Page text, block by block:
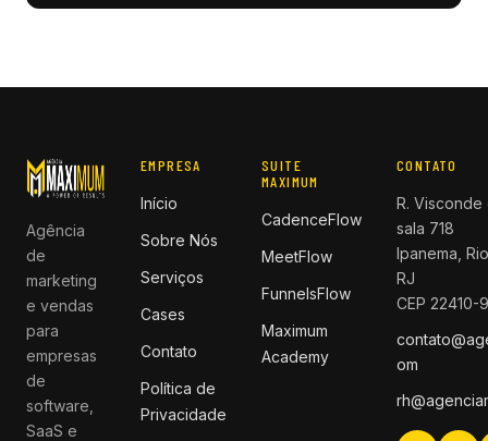
Agência
de
marketing
e vendas
para
empresas
de
software,
SaaS e
EMPRESA
Início
Sobre Nós
Serviços
Cases
Contato
Política de
Privacidade
SUITE
MAXIMUM
CadenceFlow
MeetFlow
FunnelsFlow
Maximum
Academy
CONTATO
R.
sala 718
Ipanema,
RJ
CEP 22410-
om